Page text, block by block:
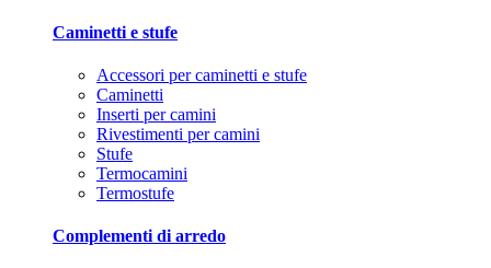
Caminetti e stufe
Accessori per caminetti e stufe
Caminetti
Inserti per camini
Rivestimenti per camini
Stufe
Termocamini
Termostufe
Complementi di arredo